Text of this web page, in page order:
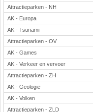
Attractieparken - NH
AK - Europa
AK - Tsunami
Attractieparken - OV
AK - Games
AK - Verkeer en vervoer
Attractieparken - ZH
AK - Geologie
AK - Volken
Attractieparken - ZLD